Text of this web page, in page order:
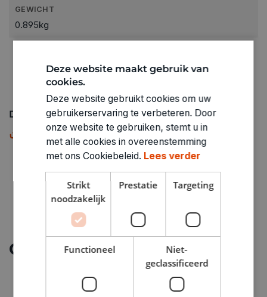
GEWICHT
0.895kg
8360033
Downloads
Maattabel
Ontdek meer
Deze website maakt gebruik van
cookies.
Deze website gebruikt cookies om uw
gebruikerservaring te verbeteren. Door
onze website te gebruiken, stemt u in
met alle cookies in overeenstemming
met ons Cookiebeleid. Lees verder
Strikt
noodzakelijk
Prestatie Targeting
Functioneel
Niet-
geclassificeerd